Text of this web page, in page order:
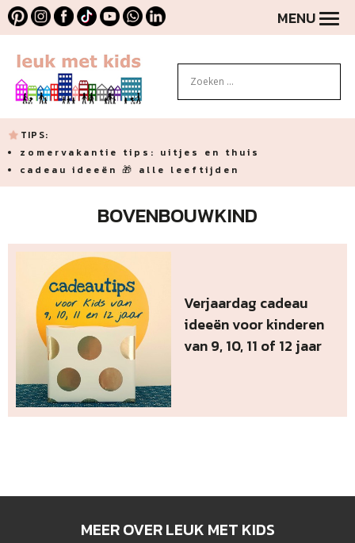
MENU
TIPS:
zomervakantie tips: uitjes en thuis
cadeau ideeën 🎁 alle leeftijden
BOVENBOUWKIND
Verjaardag cadeau
ideeën voor kinderen
van 9, 10, 11 of 12 jaar
MEER OVER LEUK MET KIDS